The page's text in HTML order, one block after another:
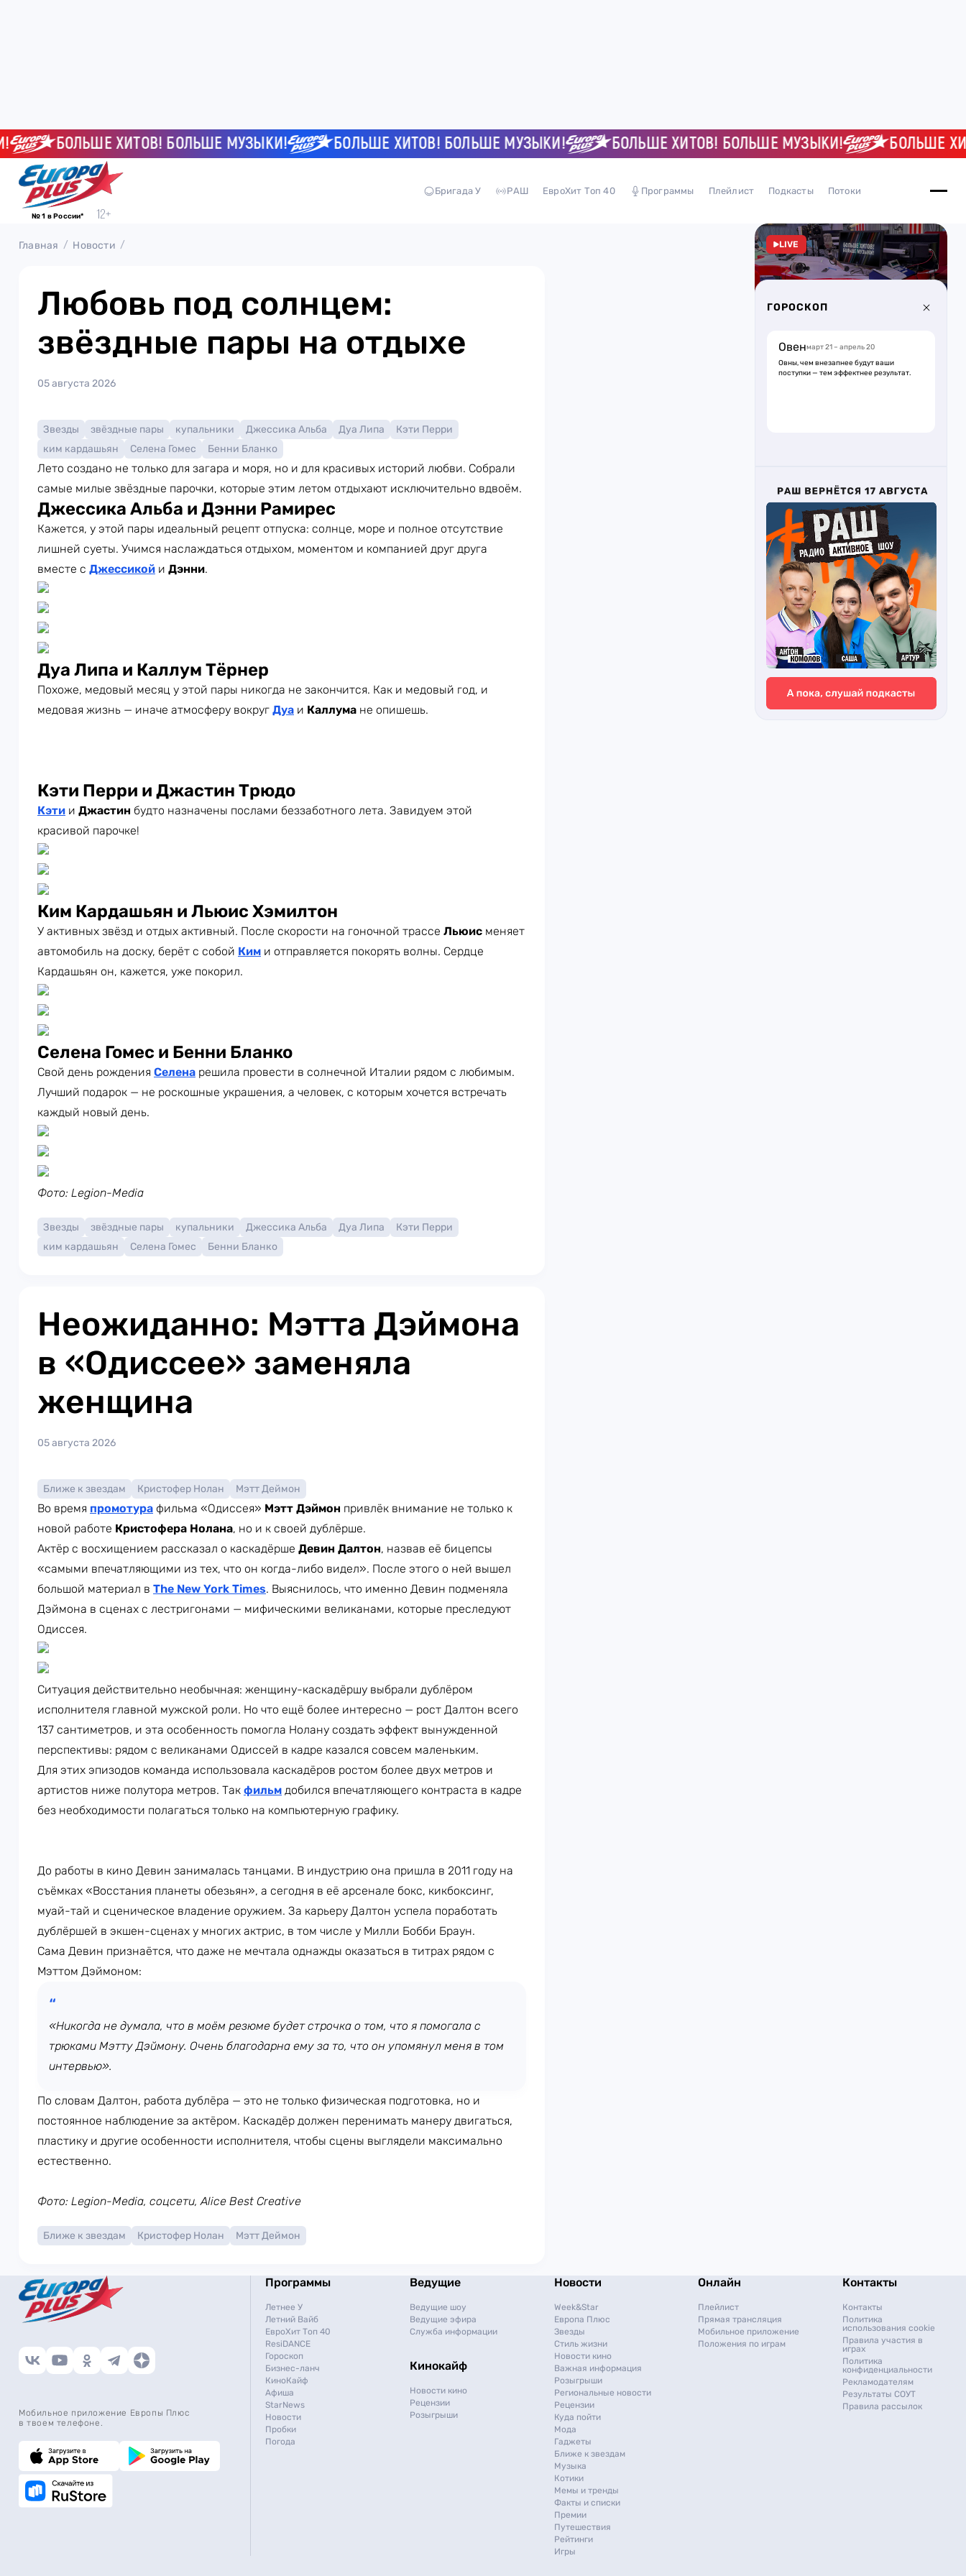
БОЛЬШЕ ХИТОВ! БОЛЬШЕ МУЗЫКИ! БОЛЬШЕ ХИТОВ! БОЛЬШЕ МУЗЫКИ! БОЛЬШЕ ХИТОВ! БОЛЬШЕ МУЗЫКИ! БОЛЬШЕ
№ 1 в России*
Бригада У РАШ ЕвроХит Топ 40 Программы Плейлист Подкасты Потоки
Главная Новости
Любовь под солнцем:
звёздные пары на отдыхе
05 августа 2026
Звезды звёздные пары купальники Джессика Альба Дуа Липа
Кэти Перри
ким кардашьян
Селена Гомес Бенни Бланко
Лето создано не только для загара и моря, но и для красивых историй любви. Собрали
самые милые звёздные парочки, которые этим летом отдыхают исключительно вдвоём.
Джессика Альба и Дэнни Рамирес
Кажется, у этой пары идеальный рецепт отпуска: солнце, море и полное отсутствие
лишней суеты. Учимся наслаждаться отдыхом, моментом и компанией друг друга
вместе с Джессикой и Дэнни.
Дуа Липа и Каллум Тёрнер
Похоже, медовый месяц у этой пары никогда не закончится. Как и медовый год, и
медовая жизнь — иначе атмосферу вокруг Дуа и Каллума не опишешь.
Кэти Перри и Джастин Трюдо
Кэти и Джастин будто назначены послами беззаботного лета. Завидуем этой
красивой парочке!
Ким Кардашьян и Льюис Хэмилтон
У активных звёзд и отдых активный. После скорости на гоночной трассе Льюис меняет
автомобиль на доску, берёт с собой Ким и отправляется покорять волны. Сердце
Кардашьян он, кажется, уже покорил.
Селена Гомес и Бенни Бланко
Свой день рождения Селена решила провести в солнечной Италии рядом с любимым.
Лучший подарок — не роскошные украшения, а человек, с которым хочется встречать
каждый новый день.
Фото: Legion-Media
Звезды звёздные пары купальники Джессика Альба Дуа Липа
Кэти Перри
ким кардашьян
Селена Гомес Бенни Бланко
Неожиданно: Мэтта Дэймона
в «Одиссее» заменяла
женщина
05 августа 2026
Ближе к звездам Кристофер Нолан Мэтт Деймон
Во время промотура фильма «Одиссея» Мэтт Дэймон привлёк внимание не только к
новой работе Кристофера Нолана, но и к своей дублёрше.
Актёр с восхищением рассказал о каскадёрше Девин Далтон, назвав её бицепсы
«самыми впечатляющими из тех, что он когда-либо видел». После этого о ней вышел
большой материал в The New York Times. Выяснилось, что именно Девин подменяла
Дэймона в сценах с лестригонами — мифическими великанами, которые преследуют
Одиссея.
Ситуация действительно необычная: женщину-каскадёршу выбрали дублёром
исполнителя главной мужской роли. Но что ещё более интересно — рост Далтон всего
137 сантиметров, и эта особенность помогла Нолану создать эффект вынужденной
перспективы: рядом с великанами Одиссей в кадре казался совсем маленьким.
Для этих эпизодов команда использовала каскадёров ростом более двух метров и
артистов ниже полутора метров. Так фильм добился впечатляющего контраста в кадре
без необходимости полагаться только на компьютерную графику.
До работы в кино Девин занималась танцами. В индустрию она пришла в 2011 году на
съёмках «Восстания планеты обезьян», а сегодня в её арсенале бокс, кикбоксинг,
муай-тай и сценическое владение оружием. За карьеру Далтон успела поработать
дублёршей в экшен-сценах у многих актрис, в том числе у Милли Бобби Браун.
Сама Девин признаётся, что даже не мечтала однажды оказаться в титрах рядом с
Мэттом Дэймоном:
«Никогда не думала, что в моём резюме будет строчка о том, что я помогала с
трюками Мэтту Дэймону. Очень благодарна ему за то, что он упомянул меня в том
интервью».
По словам Далтон, работа дублёра — это не только физическая подготовка, но и
постоянное наблюдение за актёром. Каскадёр должен перенимать манеру двигаться,
пластику и другие особенности исполнителя, чтобы сцены выглядели максимально
естественно.
Фото: Legion-Media, соцсети, Alice Best Creative
Ближе к звездам Кристофер Нолан Мэтт Деймон
LIVE
ГОРОСКОП
Овенмарт 21 – апрель 20
Овны, чем внезапнее будут ваши
поступки — тем эффектнее результат.
Мобильное приложение Европы Плюс
в твоем телефоне.
Программы
Летнее У
Летний Вайб
ЕвроХит Топ 40
ResiDANCE
Гороскоп
Бизнес-ланч
КиноКайф
Афиша
StarNews
Новости
Пробки
Погода
Ведущие
Ведущие шоу
Ведущие эфира
Служба информации
Кинокайф
Новости кино
Рецензии
Розыгрыши
Новости
Week&Star
Европа Плюс
Звезды
Стиль жизни
Новости кино
Важная информация
Розыгрыши
Региональные новости
Рецензии
Куда пойти
Мода
Гаджеты
Ближе к звездам
Музыка
Котики
Мемы и тренды
Факты и списки
Премии
Путешествия
Рейтинги
Игры
Онлайн
Плейлист
Прямая трансляция
Мобильное приложение
Положения по играм
Контакты
Контакты
Политика
использования cookie
Правила участия в
играх
Политика
конфиденциальности
Рекламодателям
Результаты СОУТ
Правила рассылок